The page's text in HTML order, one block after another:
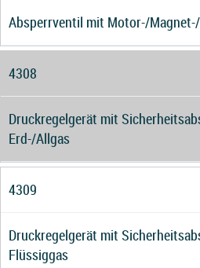
Absperrventil mit Motor-/
4308
Druckregelgerät mit
Erd-/Allgas
4309
Druckregelgerät mit
Flüssiggas